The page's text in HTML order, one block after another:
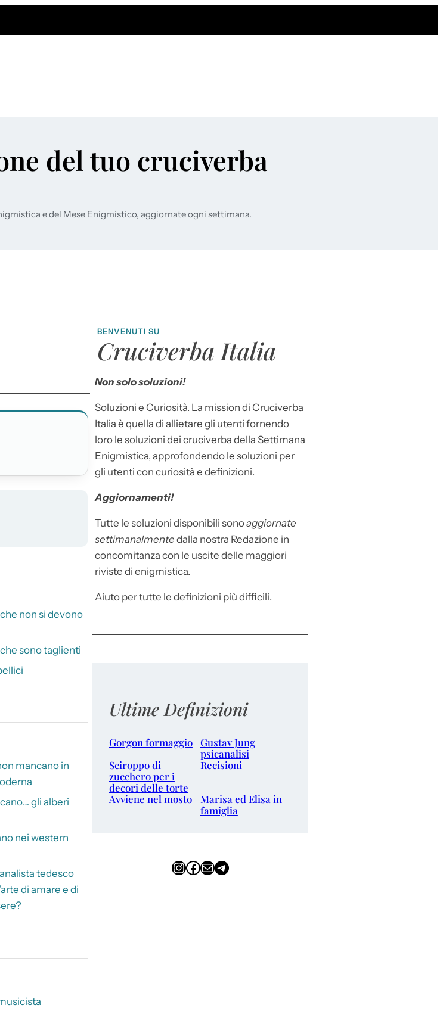
del tuo cruciverba
e del Mese Enigmistico, aggiornate ogni settimana.
non si devono
sono taglienti
mancano in
gli alberi
nei western
tedesco
di amare e di
BENVENUTI SU
Cruciverba Italia
Non solo soluzioni!
Soluzioni e Curiosità. La mission di Cruciverba
Italia è quella di allietare gli utenti fornendo
loro le soluzioni dei cruciverba della Settimana
Enigmistica, approfondendo le soluzioni per
gli utenti con curiosità e definizioni.
Aggiornamenti!
Tutte le soluzioni disponibili sonoaggiornate
settimanalmente dalla nostra Redazione in
concomitanza con le uscite delle maggiori
riviste di enigmistica.
Aiuto per tutte le definizioni più difficili.
Ultime Definizioni
Gorgon formaggio Gustav Jung
psicanalisi
Sciroppo di
zucchero per i
decori delle torte
Recisioni
Avviene nel mosto
Marisa ed Elisa in
famiglia
InstagramFacebook Email Telegram